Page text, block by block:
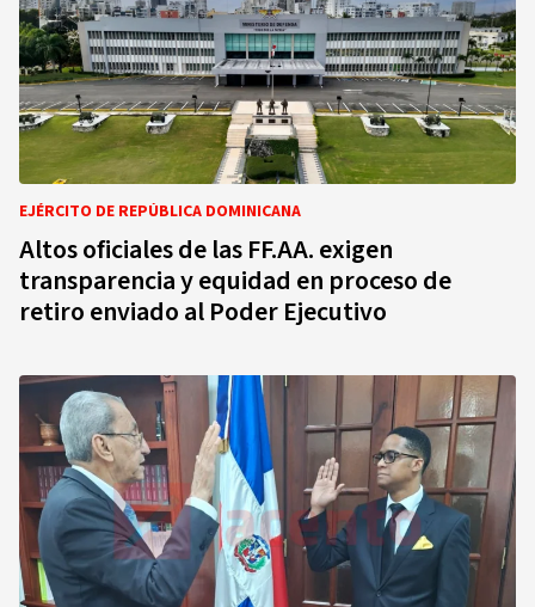
EJÉRCITO DE REPÚBLICA DOMINICANA
Altos oficiales de las FF.AA. exigen
transparencia y equidad en proceso de
retiro enviado al Poder Ejecutivo